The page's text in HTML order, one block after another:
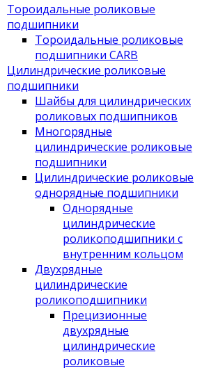
Тороидальные роликовые
подшипники
Тороидальные роликовые
подшипники CARB
Цилиндрические роликовые
подшипники
Шайбы для цилиндрических
роликовых подшипников
Многорядные
цилиндрические роликовые
подшипники
Цилиндрические роликовые
однорядные подшипники
Однорядные
цилиндрические
роликоподшипники с
внутренним кольцом
Двухрядные
цилиндрические
роликоподшипники
Прецизионные
двухрядные
цилиндрические
роликовые